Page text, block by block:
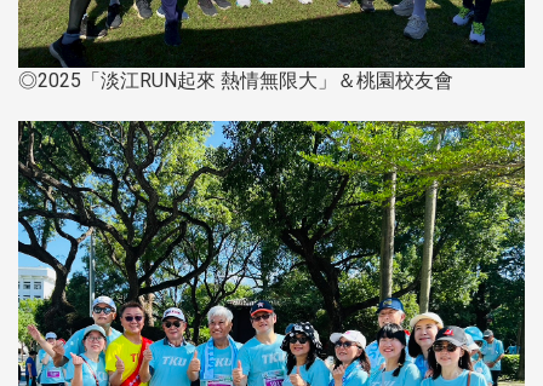
◎2025「淡江RUN起來 熱情無限大」＆桃園校友會